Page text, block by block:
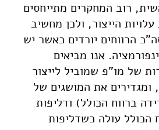
רוב המחקרים מתייחסים
הייצור, ולכן מחשיב
הרווחים יורדים כאשר יש
אנו מביאים
של מו"פ שמוביל לייצור
את המושגים של
ברווח הכולל) ודליפות
הכולל עולה כשדליפות